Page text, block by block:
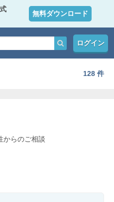
無料ダウンロード
ログイン
128 件
からのご相談